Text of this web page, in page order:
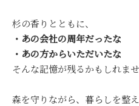
杉の香りとともに、
・あの会社の周年だったな
・あの方からいただいたな
そんな記憶が残るかもしれませ
森を守りながら、暮らしを整え